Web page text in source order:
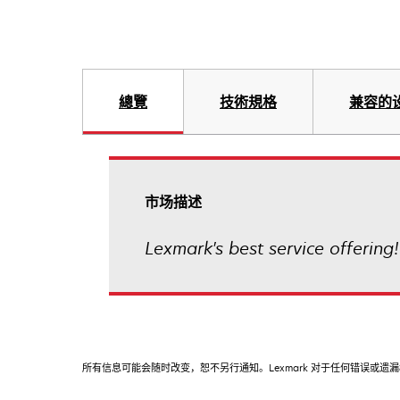
總覽 技術規格 兼容的
市场描述
Lexmark's best service offering!
所有信息可能会随时改变，恕不另行通知。Lexmark 对于任何错误或遗漏